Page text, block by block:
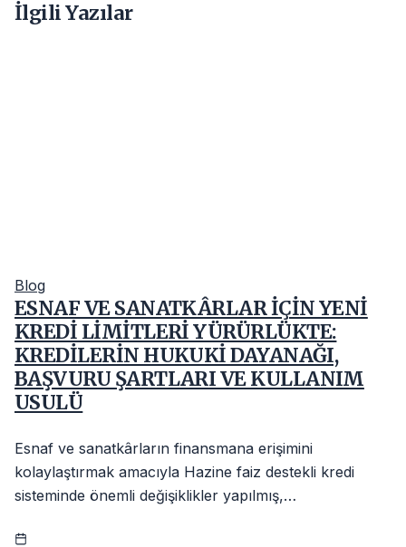
İlgili Yazılar
Blog
ESNAF VE SANATKÂRLAR İÇİN YENİ
KREDİ LİMİTLERİ YÜRÜRLÜKTE:
KREDİLERİN HUKUKİ DAYANAĞI,
BAŞVURU ŞARTLARI VE KULLANIM
USULÜ
Esnaf ve sanatkârların finansmana erişimini
kolaylaştırmak amacıyla Hazine faiz destekli kredi
sisteminde önemli değişiklikler yapılmış,…